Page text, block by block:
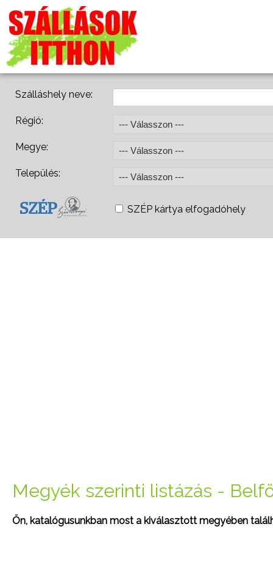
Szálláshely neve:
Régió:
Megye:
Település:
SZÉP kártya elfogadóhely
Megyék szerinti listázás -
Ön, katalógusunkban most a kiválasztott megyében